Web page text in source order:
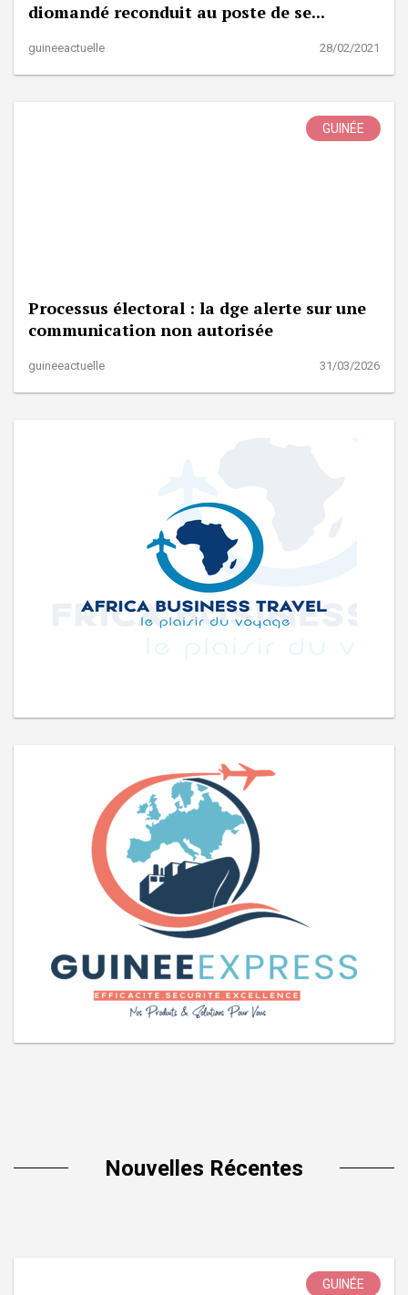
diomandé reconduit au poste de se...
guineeactuelle 28/02/2021
GUINÉE
Processus électoral : la dge alerte sur une
communication non autorisée
guineeactuelle 31/03/2026
Nouvelles Récentes
GUINÉE